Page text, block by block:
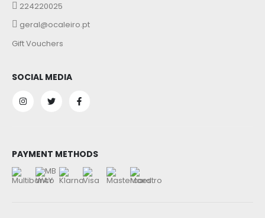
224220025
geral@ocaleiro.pt
Gift Vouchers
SOCIAL MEDIA
PAYMENT METHODS